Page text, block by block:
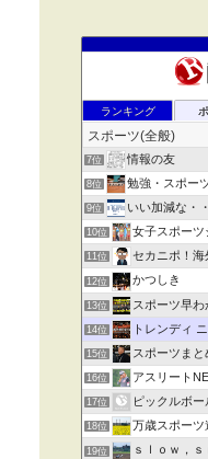
ランキング
7位 情報の友
8位 勉強・スポー
9位 いい加減な・
10位 女子スポーツ
11位 セカニポ！
12位 かつしき
13位 スポーツ早わ
14位 トレンディ
15位 スポーツまと
16位 アスリート
17位 ピックルボ
18位 万歳スポーツ
19位 ｓｌｏｗ，ｓ